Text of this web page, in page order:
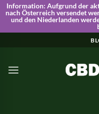
Information: Aufgrund der
nach Österreich versendet
und den Niederlanden